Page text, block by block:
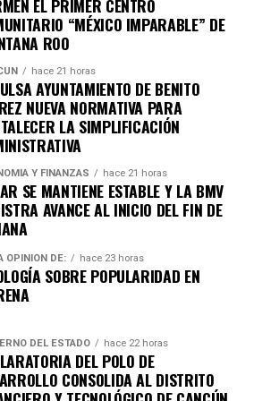
dejan más de cien
sur de África
inundaciones severas
y Zimbabue, dejando más de
de viviendas destruidas. Equipos
en zonas incomunicadas.
jornada violenta tras
Wine
murieron en enfrentamientos
fuerzas de seguridad luego de la
no revelado. Organizaciones
preocupación por el clima
EL PRIMER CENTRO
“MÉXICO IMPARABLE” DE
ROO
hace 21 horas
AYUNTAMIENTO DE BENITO
NUEVA NORMATIVA PARA
LA SIMPLIFICACIÓN
Y FINANZAS hace 21 horas
SE MANTIENE ESTABLE Y LA BMV
AVANCE AL INICIO DEL FIN DE
OPINIÓN DE: hace 23 horas
SOBRE POPULARIDAD EN
DEL ESTADO hace 22 horas
DEL POLO DE
CONSOLIDA AL DISTRITO